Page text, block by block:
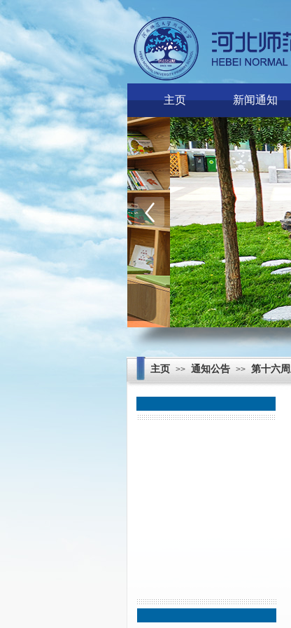
主页 新闻通知
主页 >> 通知公告 >> 第十六